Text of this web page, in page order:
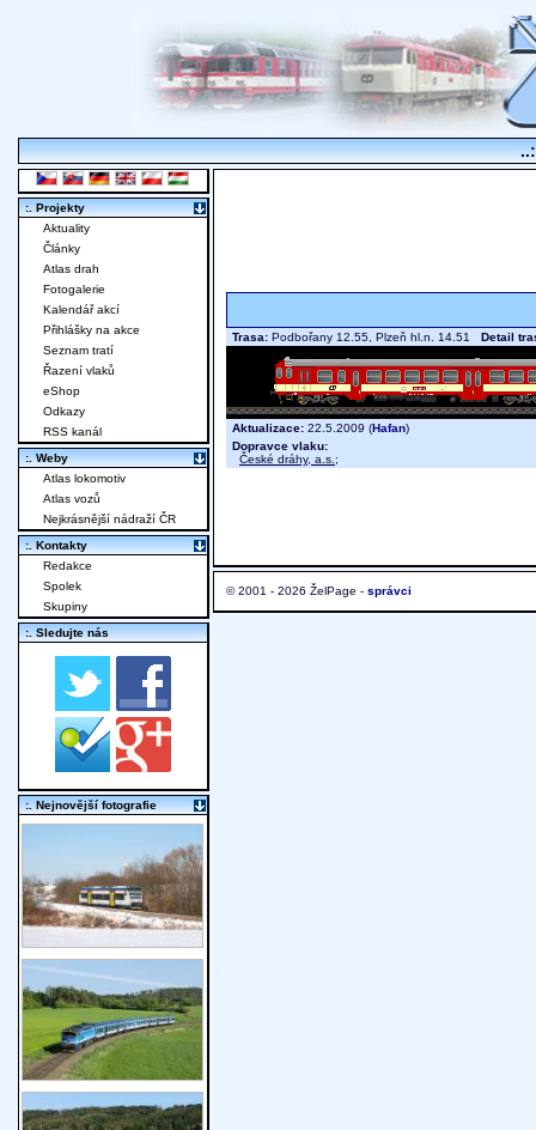
Trasa: Podbořany 12.55, Plzeň hl.n. 14.51 Detail
Aktualizace: 22.5.2009 (Hafan)
Dopravce vlaku:
České dráhy, a.s. ;
© 2001 - 2026 ŽelPage - správci
:. Projekty
Aktuality
Články
Atlas drah
Fotogalerie
Kalendář akcí
Přihlášky na akce
Seznam tratí
Řazení vlaků
eShop
Odkazy
RSS kanál
:. Weby
Atlas lokomotiv
Atlas vozů
Nejkrásnější nádraží ČR
:. Kontakty
Redakce
Spolek
Skupiny
:. Sledujte nás
:. Nejnovější fotografie